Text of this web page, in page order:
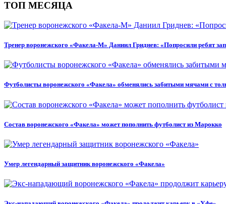
ТОП МЕСЯЦА
Тренер воронежского «Факела-М» Даниил Гриднев: «Попросили ребят
Футболисты воронежского «Факела» обменялись забитыми мячами с
Состав воронежского «Факела» может пополнить футболист из Марокко
Умер легендарный защитник воронежского «Факела»